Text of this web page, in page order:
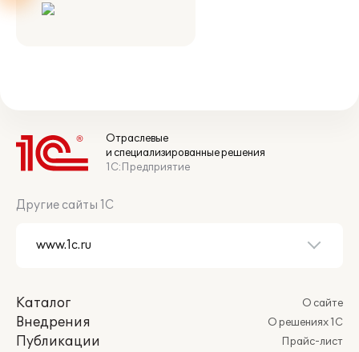
Отраслевые
и специализированные решения
1С:Предприятие
Другие сайты 1С
Каталог
Внедрения
Публикации
О сайте
О решениях 1С
Прайс-лист